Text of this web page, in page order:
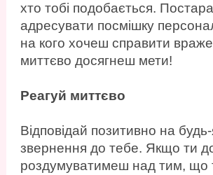
хто тобі подобається.
адресувати посмішку
на кого хочеш справити
миттєво досягнеш мети!
Реагуй миттєво
Відповідай позитивно на
звернення до тебе. Якщо ти
роздумуватимеш над тим, що